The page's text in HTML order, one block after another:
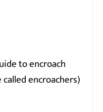
to encroach
encroachers)